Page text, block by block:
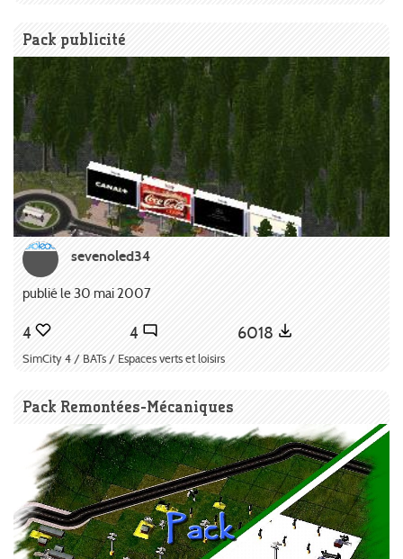
Pack publicité
sevenoled34
publié le 30 mai 2007
4 4 6018
SimCity 4 / BATs / Espaces verts et loisirs
Pack Remontées-Mécaniques